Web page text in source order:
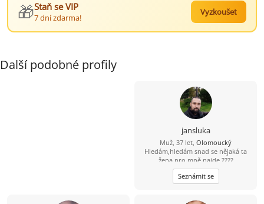
🎁Staň se VIP
7 dní zdarma!
Vyzkoušet
Další podobné profily
jansluka
Muž, 37 let, Olomoucký
Hledám,hledám snad se nějaká ta
žena pro mně najde ????
Seznámit se